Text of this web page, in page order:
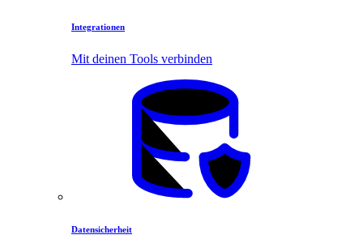
Integrationen
Mit deinen Tools verbinden
Datensicherheit